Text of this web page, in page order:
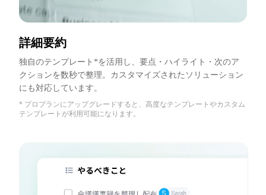
詳細要約
独自のテンプレート*を活用し、要点・ハイライト・次のア
クションを数秒で整理。カスタマイズされたソリューション
にも対応しています。
* プロプランにアップグレードすると、高度なテンプレートやカスタム
テンプレートが利用可能になります。